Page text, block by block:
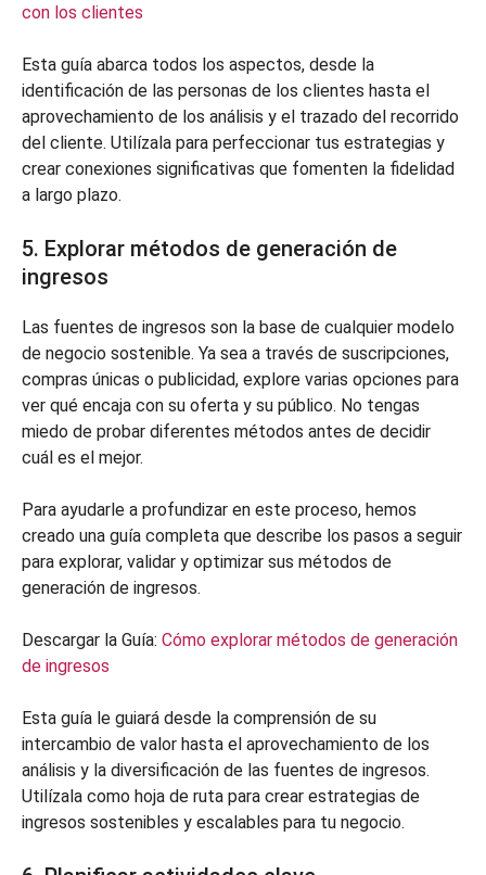
con los clientes
Esta guía abarca todos los aspectos, desde la
identificación de las personas de los clientes hasta el
aprovechamiento de los análisis y el trazado del recorrido
del cliente. Utilízala para perfeccionar tus estrategias y
crear conexiones significativas que fomenten la fidelidad
a largo plazo.
5. Explorar métodos de generación de
ingresos
Las fuentes de ingresos son la base de cualquier modelo
de negocio sostenible. Ya sea a través de suscripciones,
compras únicas o publicidad, explore varias opciones para
ver qué encaja con su oferta y su público. No tengas
miedo de probar diferentes métodos antes de decidir
cuál es el mejor.
Para ayudarle a profundizar en este proceso, hemos
creado una guía completa que describe los pasos a seguir
para explorar, validar y optimizar sus métodos de
generación de ingresos.
Descargar la Guía: Cómo explorar métodos de generación
de ingresos
Esta guía le guiará desde la comprensión de su
intercambio de valor hasta el aprovechamiento de los
análisis y la diversificación de las fuentes de ingresos.
Utilízala como hoja de ruta para crear estrategias de
ingresos sostenibles y escalables para tu negocio.